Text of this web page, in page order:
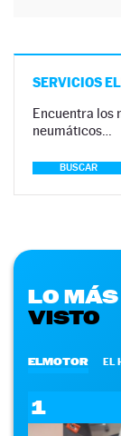
SERVICIOS EL
Encuentra los
neumáticos…
BUSCAR
LO MÁS
VISTO
ELMOTOR EL
1